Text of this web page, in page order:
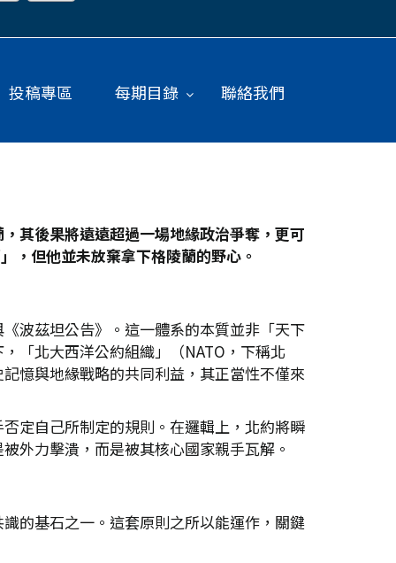
投稿專區 每期目錄 聯絡我們
其後果將遠遠超過一場地緣政治爭奪，更可
，但他並未放棄拿下格陵蘭的野心。
波茲坦公告》。這一體系的本質並非「天下
「北大西洋公約組織」（NATO，下稱北
憶與地緣戰略的共同利益，其正當性不僅來
定自己所制定的規則。在邏輯上，北約將瞬
外力擊潰，而是被其核心國家親手瓦解。
的基石之一。這套原則之所以能運作，關鍵